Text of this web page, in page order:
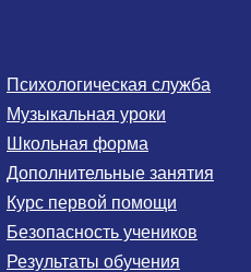
Результаты обучения
Безопасность учеников
Курс первой помощи
Дополнительные занятия
Школьная форма
Музыкальная уроки
Психологическая служба